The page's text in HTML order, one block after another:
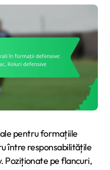
pentru formațiile
între responsabilitățile
Poziționate pe flancuri,